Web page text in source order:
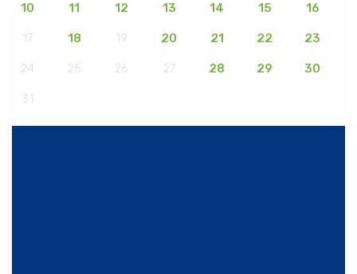
10 11 12 13 14 15 16
17 18 19 20 21 22 23
24 25 26 27 28 29 30
31